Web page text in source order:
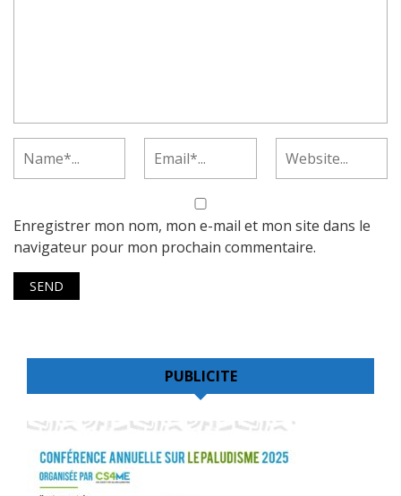
Enregistrer mon nom, mon e-mail et mon site dans le
navigateur pour mon prochain commentaire.
PUBLICITE